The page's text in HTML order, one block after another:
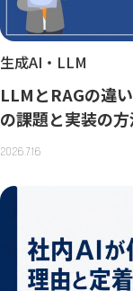
生成AI・LLM
LLMとRAGの違
の課題と実装の
2026.7.16